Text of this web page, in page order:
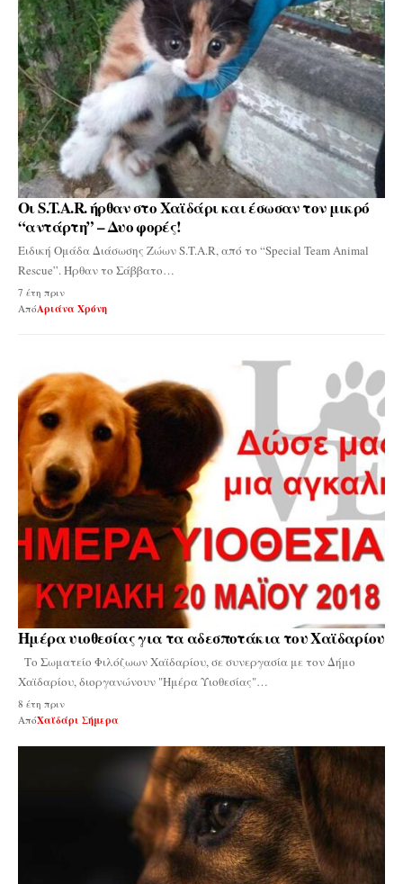
Οι S.T.A.R. ήρθαν στο Χαϊδάρι και έσωσαν τον μικρό
“αντάρτη” – Δυο φορές!
Ειδική Ομάδα Διάσωσης Ζώων S.T.A.R, από το “Special Team Animal
Rescue”. Ήρθαν το Σάββατο…
7 έτη πριν
ΑπόΑριάνα Χρόνη
Ημέρα υιοθεσίας για τα αδεσποτάκια του Χαϊδαρίου
Το Σωματείο Φιλόζωων Χαϊδαρίου, σε συνεργασία με τον Δήμο
Χαϊδαρίου, διοργανώνουν "Ημέρα Υιοθεσίας"…
8 έτη πριν
ΑπόΧαϊδάρι Σήμερα